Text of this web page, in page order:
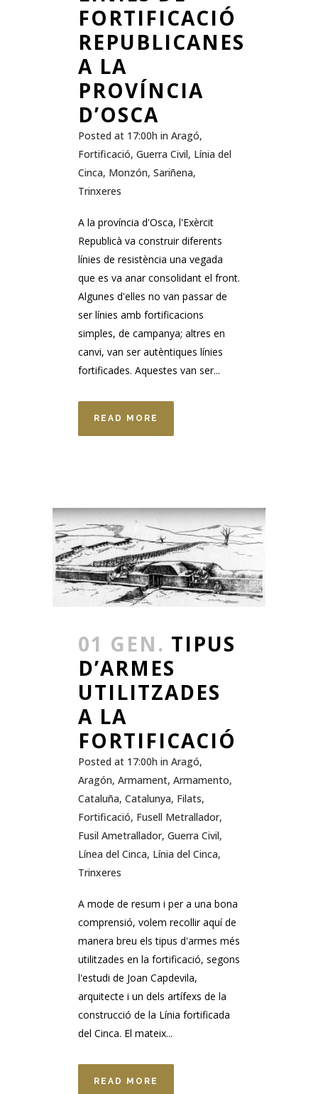
FORTIFICACIÓ
REPUBLICANES
A LA
PROVÍNCIA
D’OSCA
Posted at 17:00h in Aragó,
Fortificació, Guerra Civil, Línia del
Cinca, Monzón, Sariñena,
Trinxeres
A la província d'Osca, l'Exèrcit
Republicà va construir diferents
línies de resistència una vegada
que es va anar consolidant el front.
Algunes d'elles no van passar de
ser línies amb fortificacions
simples, de campanya; altres en
canvi, van ser autèntiques línies
fortificades. Aquestes van ser...
READ MORE
01 GEN. TIPUS
D’ARMES
UTILITZADES
A LA
FORTIFICACIÓ
Posted at 17:00h in Aragó,
Aragón, Armament, Armamento,
Cataluña, Catalunya, Filats,
Fortificació, Fusell Metrallador,
Fusil Ametrallador, Guerra Civil,
Línea del Cinca, Línia del Cinca,
Trinxeres
A mode de resum i per a una bona
comprensió, volem recollir aquí de
manera breu els tipus d'armes més
utilitzades en la fortificació, segons
l'estudi de Joan Capdevila,
arquitecte i un dels artífexs de la
construcció de la Línia fortificada
del Cinca. El mateix...
READ MORE